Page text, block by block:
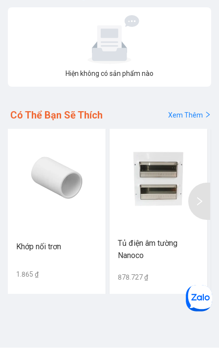
Hiện không có sản phẩm nào
Có Thể Bạn Sẽ Thích Xem Thêm
Khớp nối trơn
1.865 ₫
Tủ điện âm tường
Nanoco
878.727 ₫